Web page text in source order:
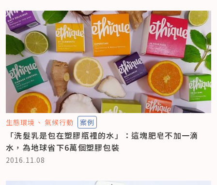
生態環境 氣候行動 案例
「洗髮乳是包在塑膠瓶裡的水」：這塊肥皂不加一滴
水，為地球省下6萬個塑膠包裝
2016.11.08